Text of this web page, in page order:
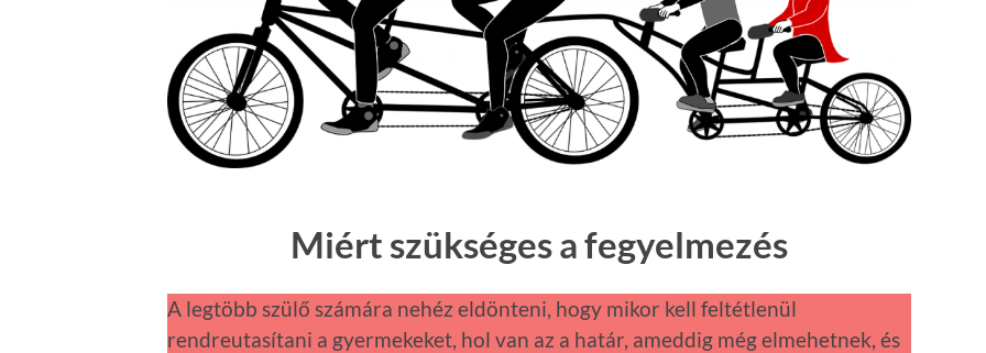
Miért szükséges a fegyelmezés
A legtöbb szülő számára nehéz eldönteni, hogy mikor kell feltétlenül
rendreutasítani a gyermekeket, hol van az a határ, ameddig még elmehetnek, és